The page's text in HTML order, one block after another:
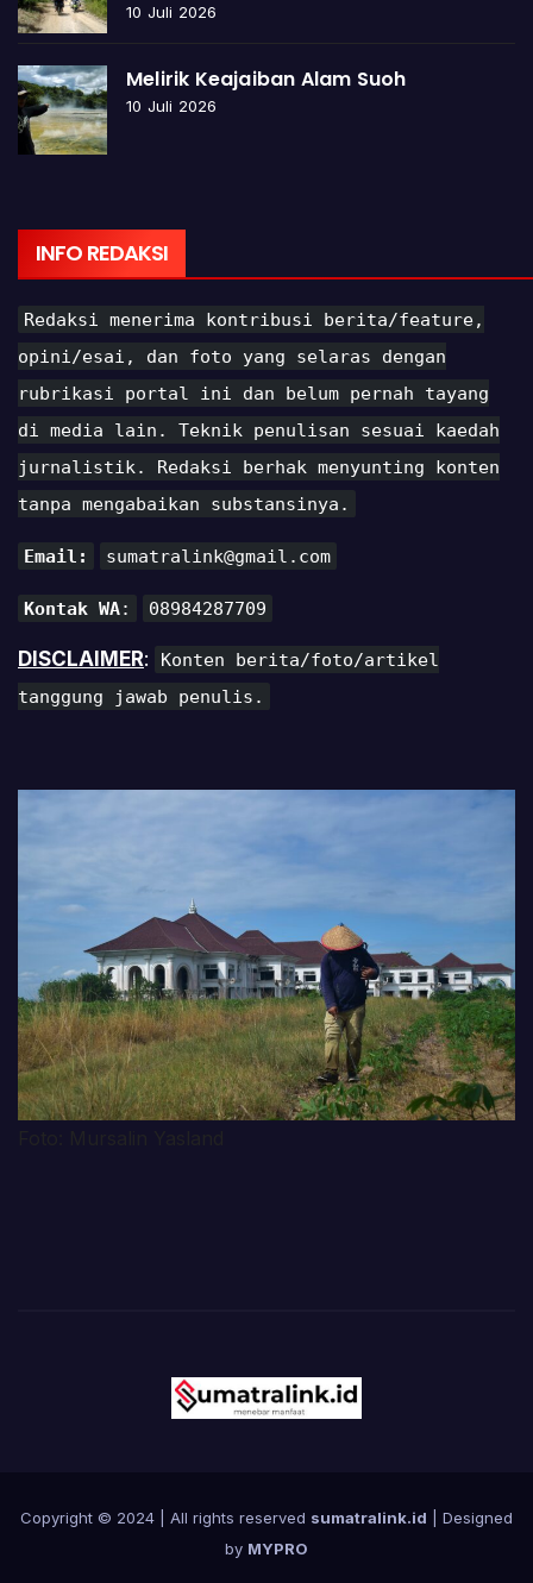
10 Juli 2026
Melirik Keajaiban Alam Suoh
10 Juli 2026
INFO REDAKSI
Redaksi menerima kontribusi berita/feature,
opini/esai, dan foto yang selaras dengan
rubrikasi portal ini dan belum pernah tayang
di media lain. Teknik penulisan sesuai kaedah
jurnalistik. Redaksi berhak menyunting konten
tanpa mengabaikan substansinya.
Email: sumatralink@gmail.com
Kontak WA: 08984287709
DISCLAIMER:
Konten berita/foto/artikel
tanggung jawab penulis.
Copyright © 2024 | All rights reserved sumatralink.id | Designed
by MYPRO